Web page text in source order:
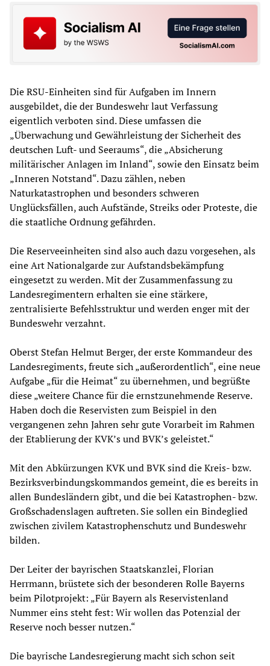
Die RSU-Einheiten sind für Aufgaben im Innern
ausgebildet, die der Bundeswehr laut Verfassung
eigentlich verboten sind. Diese umfassen die
„Überwachung und Gewährleistung der Sicherheit des
deutschen Luft- und Seeraums“, die „Absicherung
militärischer Anlagen im Inland“, sowie den Einsatz beim
„Inneren Notstand“. Dazu zählen, neben
Naturkatastrophen und besonders schweren
Unglücksfällen, auch Aufstände, Streiks oder Proteste, die
die staatliche Ordnung gefährden.
Die Reserveeinheiten sind also auch dazu vorgesehen, als
eine Art Nationalgarde zur Aufstandsbekämpfung
eingesetzt zu werden. Mit der Zusammenfassung zu
Landesregimentern erhalten sie eine stärkere,
zentralisierte Befehlsstruktur und werden enger mit der
Bundeswehr verzahnt.
Oberst Stefan Helmut Berger, der erste Kommandeur des
Landesregiments, freute sich „außerordentlich“, eine neue
Aufgabe „für die Heimat“ zu übernehmen, und begrüßte
diese „weitere Chance für die ernstzunehmende Reserve.
Haben doch die Reservisten zum Beispiel in den
vergangenen zehn Jahren sehr gute Vorarbeit im Rahmen
der Etablierung der KVK’s und BVK’s geleistet.“
Mit den Abkürzungen KVK und BVK sind die Kreis- bzw.
Bezirksverbindungskommandos gemeint, die es bereits in
allen Bundesländern gibt, und die bei Katastrophen- bzw.
Großschadenslagen auftreten. Sie sollen ein Bindeglied
zwischen zivilem Katastrophenschutz und Bundeswehr
bilden.
Der Leiter der bayrischen Staatskanzlei, Florian
Herrmann, brüstete sich der besonderen Rolle Bayerns
beim Pilotprojekt: „Für Bayern als Reservistenland
Nummer eins steht fest: Wir wollen das Potenzial der
Reserve noch besser nutzen.“
Die bayrische Landesregierung macht sich schon seit